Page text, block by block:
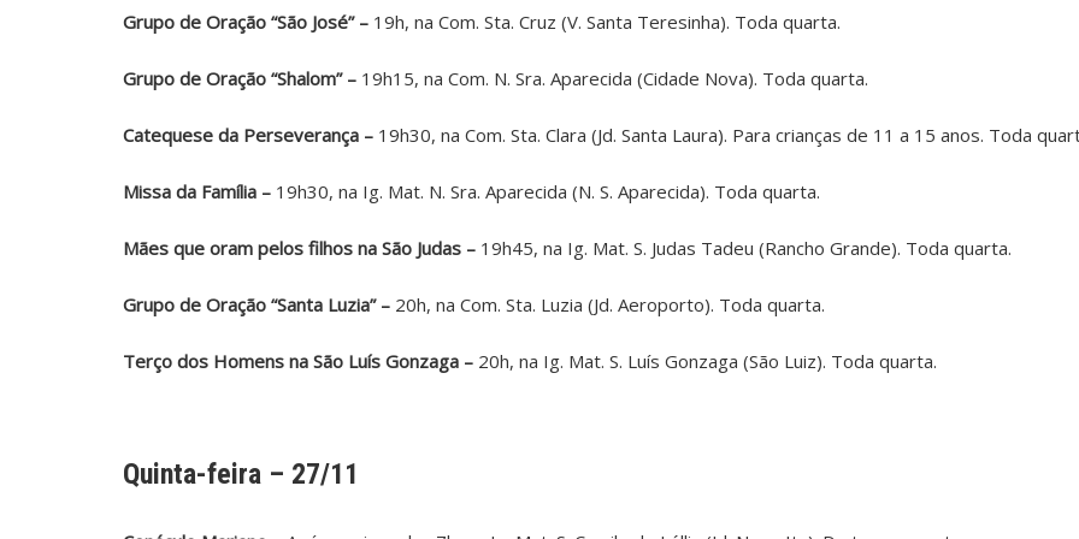
Grupo de Oração “São José” – 19h, na Com. Sta. Cruz (V. Santa Teresinha). Toda quarta.
Grupo de Oração “Shalom” – 19h15, na Com. N. Sra. Aparecida (Cidade Nova). Toda quarta.
Catequese da Perseverança – 19h30, na Com. Sta. Clara (Jd. Santa Laura). Para crianças de 11 a 15 anos. Toda
Missa da Família – 19h30, na Ig. Mat. N. Sra. Aparecida (N. S. Aparecida). Toda quarta.
Mães que oram pelos filhos na São Judas – 19h45, na Ig. Mat. S. Judas Tadeu (Rancho Grande). Toda quarta.
Grupo de Oração “Santa Luzia” – 20h, na Com. Sta. Luzia (Jd. Aeroporto). Toda quarta.
Terço dos Homens na São Luís Gonzaga – 20h, na Ig. Mat. S. Luís Gonzaga (São Luiz). Toda quarta.
Quinta-feira – 27/11